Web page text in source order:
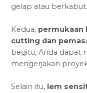
gelap atau berkabut.
Kedua, permukaan
cutting dan
begitu, Anda dapat
mengerjakan
Selain itu, lem